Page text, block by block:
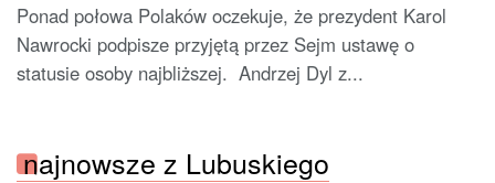
Ponad połowa Polaków oczekuje, że prezydent Karol
Nawrocki podpisze przyjętą przez Sejm ustawę o
statusie osoby najbliższej. Andrzej Dyl z...
najnowsze z Lubuskiego